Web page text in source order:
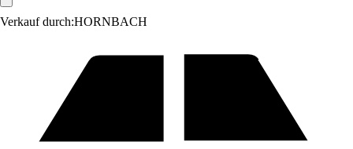
Verkauf durch:HORNBACH